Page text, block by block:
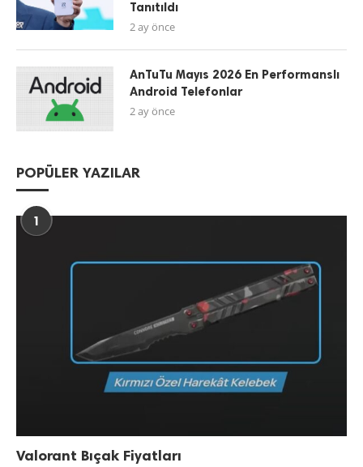
Tanıtıldı
2 ay önce
AnTuTu Mayıs 2026 En Performanslı
Android Telefonlar
2 ay önce
POPÜLER YAZILAR
1
Valorant Bıçak Fiyatları